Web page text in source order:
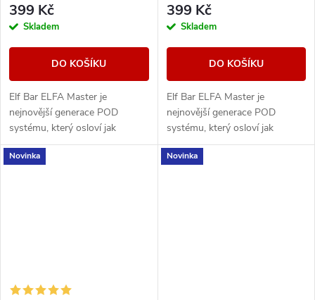
399 Kč
Skladem
DO KOŠÍKU
Elf Bar ELFA Master je
nejnovější generace POD
systému, který osloví jak
milovníky předplněných
cartridgí, tak vapery, kteří chtějí
399 Kč
Skladem
DO KOŠÍKU
Elf Bar ELFA Master je
nejnovější generace POD
systému, který osloví jak
milovníky předplněných
cartridgí, tak vapery, kteří chtějí
Novinka Novinka